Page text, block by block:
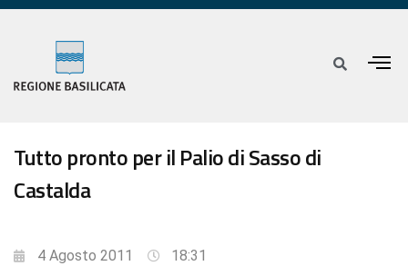
Tutto pronto per il Palio di Sasso di
Castalda
4 Agosto 2011 18:31